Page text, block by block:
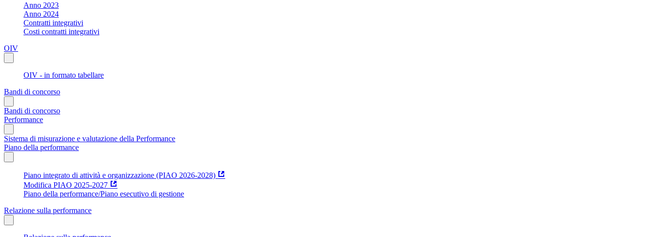
Anno 2023
Anno 2024
Contratti integrativi
Costi contratti integrativi
OIV
OIV - in formato tabellare
Bandi di concorso
Bandi di concorso
Performance
Sistema di misurazione e valutazione della Performance
Piano della performance
Piano integrato di attività e organizzazione (PIAO 2026-2028)
Modifica PIAO 2025-2027
Piano della performance/Piano esecutivo di gestione
Relazione sulla performance